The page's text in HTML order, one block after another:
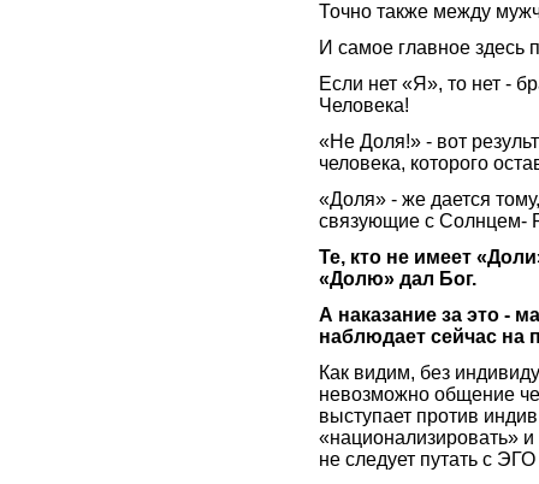
Точно также между
И самое главное здесь
Если нет «Я», то нет -
Человека!
«Не Доля!» - вот
человека, которого
«Доля» - же дается
связующие с Солнцем-
Те, кто не имеет
«Долю» дал Бог.
А наказание за это -
наблюдает сейчас на
Как видим, без
невозможно общение
выступает против
«национализировать»
не следует путать с